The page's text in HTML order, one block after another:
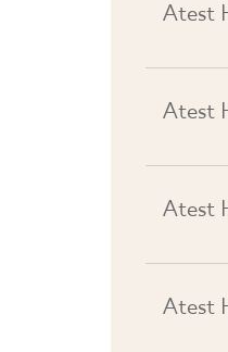
Atest
Atest
Atest
Atest